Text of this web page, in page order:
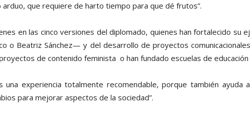
que requiere de harto tiempo para que dé frutos”.
en las cinco versiones del diplomado, quienes han fortalecido su
o Beatriz Sánchez— y del desarrollo de proyectos
de contenido feminista o han fundado escuelas de educación
una experiencia totalmente recomendable, porque también ayuda
para mejorar aspectos de la sociedad”.